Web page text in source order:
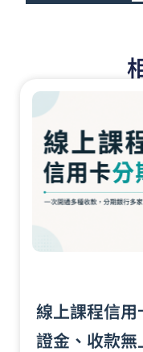
線上課程信
證金、收款